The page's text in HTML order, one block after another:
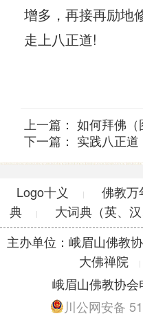
增多，再接再励地
走上八正道!
上一篇： 如何拜佛（
下一篇： 实践八正道
Logo十义 | 佛教万
典
| 大词典（英、汉
主办单位：峨眉山佛教
大佛禅院
|
峨眉山佛教协
川公网安备